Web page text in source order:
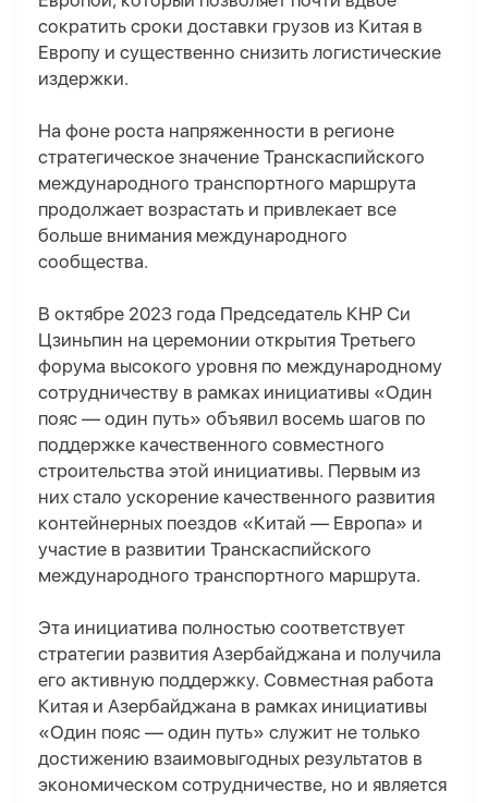
сократить сроки доставки грузов из Китая в
Европу и существенно снизить логистические
издержки.
На фоне роста напряженности в регионе
стратегическое значение Транскаспийского
международного транспортного маршрута
продолжает возрастать и привлекает все
больше внимания международного
сообщества.
В октябре 2023 года Председатель КНР Си
Цзиньпин на церемонии открытия Третьего
форума высокого уровня по международному
сотрудничеству в рамках инициативы «Один
пояс — один путь» объявил восемь шагов по
поддержке качественного совместного
строительства этой инициативы. Первым из
них стало ускорение качественного развития
контейнерных поездов «Китай — Европа» и
участие в развитии Транскаспийского
международного транспортного маршрута.
Эта инициатива полностью соответствует
стратегии развития Азербайджана и получила
его активную поддержку. Совместная работа
Китая и Азербайджана в рамках инициативы
«Один пояс — один путь» служит не только
достижению взаимовыгодных результатов в
экономическом сотрудничестве, но и является